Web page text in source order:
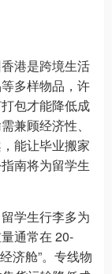
港是跨境生活
多样物品，许
包才能降低成
兼顾经济性、
能让毕业搬家
南将为留学生
学生行李多为
通常在 20-
济舱”。专线物